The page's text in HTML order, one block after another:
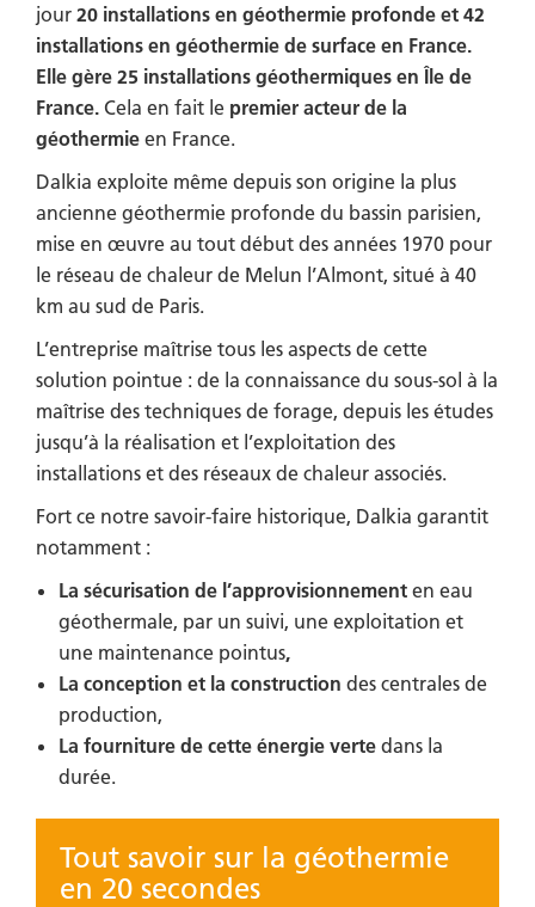
jour 20 installations en géothermie profonde et 42
installations en géothermie de surface en France.
Elle gère 25 installations géothermiques en Île de
France. Cela en fait le premier acteur de la
géothermie en France.
Dalkia exploite même depuis son origine la plus
ancienne géothermie profonde du bassin parisien,
mise en œuvre au tout début des années 1970 pour
le réseau de chaleur de Melun l’Almont, situé à 40
km au sud de Paris.
L’entreprise maîtrise tous les aspects de cette
solution pointue : de la connaissance du sous-sol à la
maîtrise des techniques de forage, depuis les études
jusqu’à la réalisation et l’exploitation des
installations et des réseaux de chaleur associés.
Fort ce notre savoir-faire historique, Dalkia garantit
notamment :
La sécurisation de l’approvisionnementen eau
géothermale, par un suivi, une exploitation et
une maintenance pointus,
La conception et la constructiondes centrales de
production,
La fourniture de cette énergie vertedans la
durée.
Tout savoir sur la géothermie
en 20 secondes